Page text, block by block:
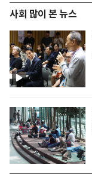
사회 많이 본 뉴스